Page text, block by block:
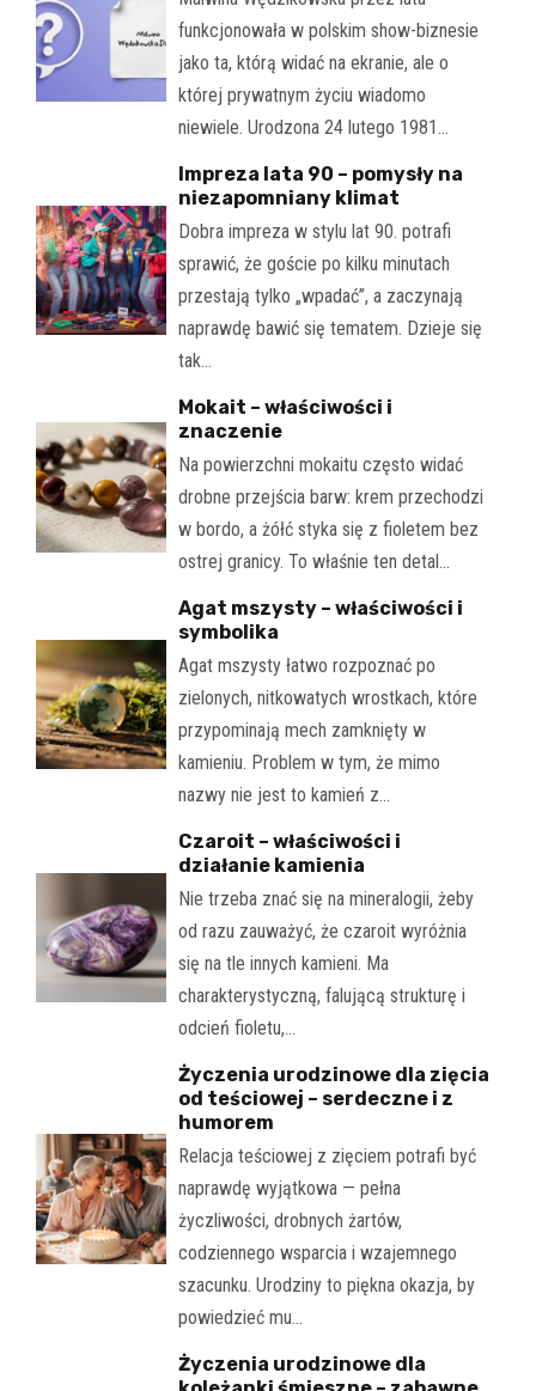
funkcjonowała w polskim show-biznesie
jako ta, którą widać na ekranie, ale o
której prywatnym życiu wiadomo
niewiele. Urodzona 24 lutego 1981…
Impreza lata 90 – pomysły na
niezapomniany klimat
Dobra impreza w stylu lat 90. potrafi
sprawić, że goście po kilku minutach
przestają tylko „wpadać”, a zaczynają
naprawdę bawić się tematem. Dzieje się
tak…
Mokait – właściwości i
znaczenie
Na powierzchni mokaitu często widać
drobne przejścia barw: krem przechodzi
w bordo, a żółć styka się z fioletem bez
ostrej granicy. To właśnie ten detal…
Agat mszysty – właściwości i
symbolika
Agat mszysty łatwo rozpoznać po
zielonych, nitkowatych wrostkach, które
przypominają mech zamknięty w
kamieniu. Problem w tym, że mimo
nazwy nie jest to kamień z…
Czaroit – właściwości i
działanie kamienia
Nie trzeba znać się na mineralogii, żeby
od razu zauważyć, że czaroit wyróżnia
się na tle innych kamieni. Ma
charakterystyczną, falującą strukturę i
odcień fioletu,…
Życzenia urodzinowe dla zięcia
od teściowej – serdeczne i z
humorem
Relacja teściowej z zięciem potrafi być
naprawdę wyjątkowa — pełna
życzliwości, drobnych żartów,
codziennego wsparcia i wzajemnego
szacunku. Urodziny to piękna okazja, by
powiedzieć mu…
Życzenia urodzinowe dla